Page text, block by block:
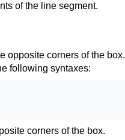
of the line segment.
opposite corners of the box.
following syntaxes:
corners of the box.